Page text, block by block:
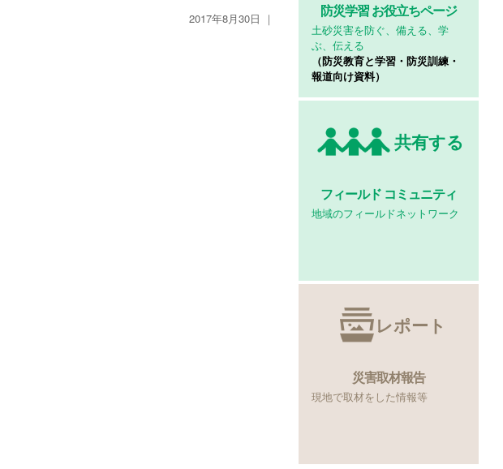
2017年8月30日 ｜ 防災学習お役立ちページ
土砂災害を防ぐ、備える、学
ぶ、伝える
（防災教育と学習・防災訓練・
報道向け資料）
共有する
フィールド コミュニティ
地域のフィールドネットワーク
レポート
災害取材報告
現地で取材をした情報等